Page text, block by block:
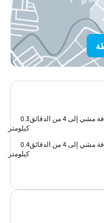
إلى 4 من الدقائق
0.3
كيلومتر
إلى 4 من الدقائق
0.4
كيلومتر